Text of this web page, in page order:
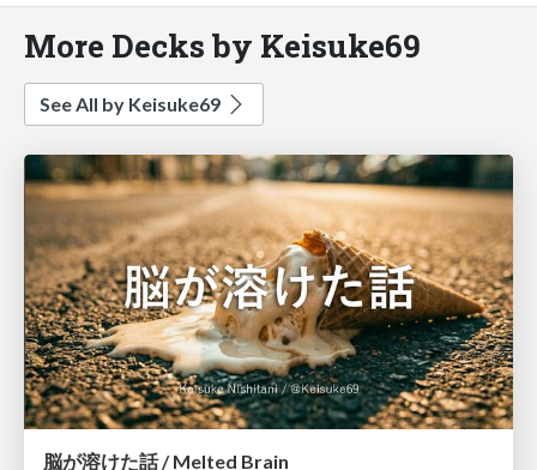
More Decks by Keisuke69
See All by Keisuke69
脳が溶けた話 / Melted Brain